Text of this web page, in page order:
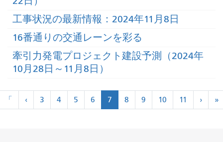
工事状況の最新情報：2024年11月8日
16番通りの交通レーンを彩る
牽引力発電プロジェクト建設予測（2024年
10月28日～11月8日）
ペ
ー
「 «
最
‹«
前
3 4 5 6 7 8 9 10 11 ›次
›
»